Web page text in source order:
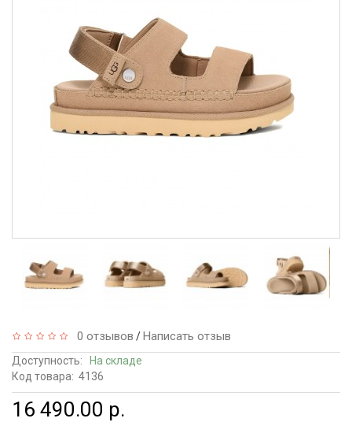
0 отзывов /Написать отзыв
Доступность:
На складе
Код товара: 4136
16 490.00 р.